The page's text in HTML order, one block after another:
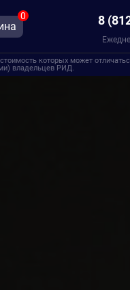
0 8
которых может
владельцев РИД.